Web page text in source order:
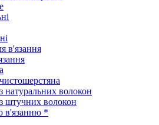
в'язання
натуральних волокон
штучних волокон
в'язанню *